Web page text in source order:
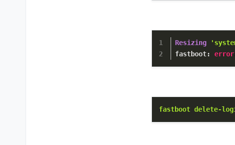
Resizing
fastboot: error
fastboot delete-